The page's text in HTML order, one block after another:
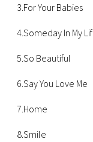
3.For Your Babies
4.Someday In My
5.So Beautiful
6.Say You Love Me
7.Home
8.Smile